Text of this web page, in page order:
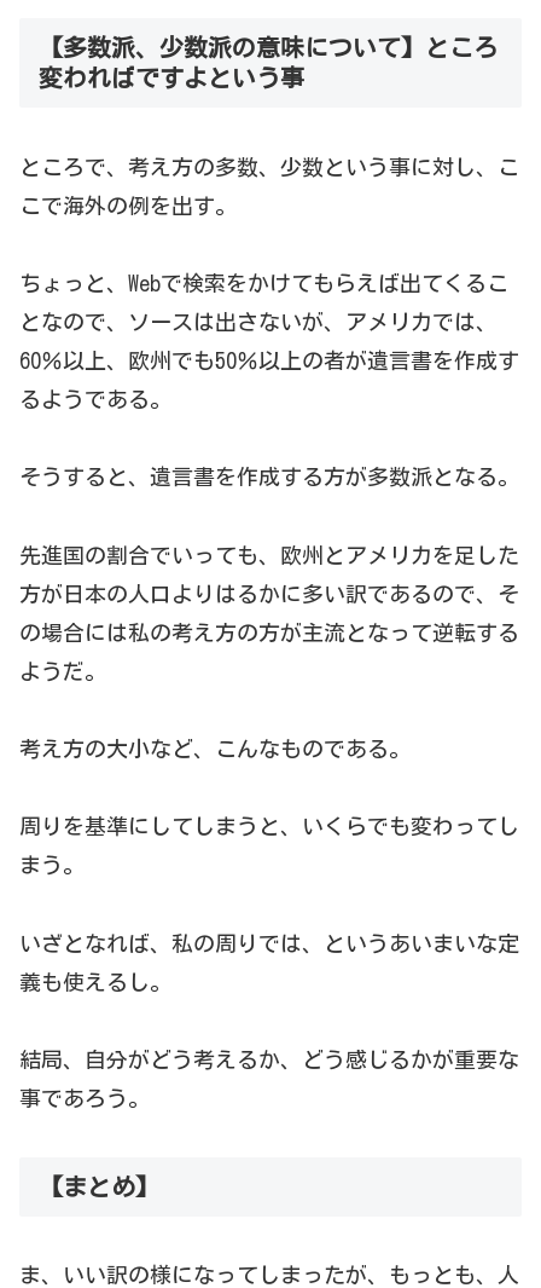
【多数派、少数派の意味について】ところ
変わればですよという事
ところで、考え方の多数、少数という事に対し、こ
こで海外の例を出す。
ちょっと、Webで検索をかけてもらえば出てくるこ
となので、ソースは出さないが、アメリカでは、
60％以上、欧州でも50％以上の者が遺言書を作成す
るようである。
そうすると、遺言書を作成する方が多数派となる。
先進国の割合でいっても、欧州とアメリカを足した
方が日本の人口よりはるかに多い訳であるので、そ
の場合には私の考え方の方が主流となって逆転する
ようだ。
考え方の大小など、こんなものである。
周りを基準にしてしまうと、いくらでも変わってし
まう。
いざとなれば、私の周りでは、というあいまいな定
義も使えるし。
結局、自分がどう考えるか、どう感じるかが重要な
事であろう。
【まとめ】
ま、いい訳の様になってしまったが、もっとも、人